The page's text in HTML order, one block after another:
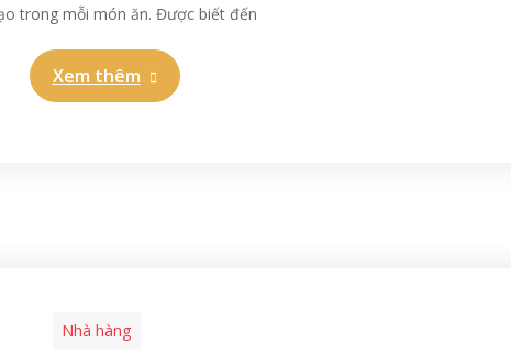
trong mỗi món ăn. Được biết đến
Xem thêm
Nhà hàng